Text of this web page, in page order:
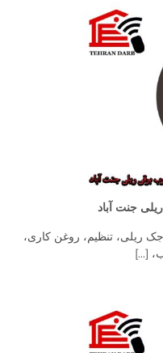
جنت آباد
ریلی، تنظیم، روغن کاری،
[...]